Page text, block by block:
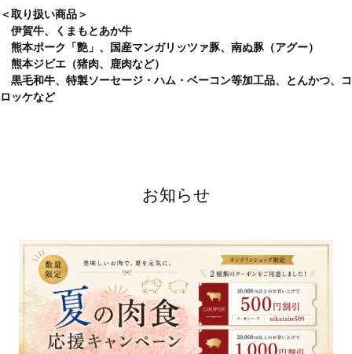
＜取り扱い商品＞
伊賀牛、くまもとあか牛
熊本ポーク「艶」、国産マンガリッツァ豚、南ぬ豚（アグー）
熊本ジビエ（猪肉、鹿肉など）
黒毛和牛、特製ソーセージ・ハム・ベーコン等加工品、とんかつ、コ
ロッケなど
お知らせ